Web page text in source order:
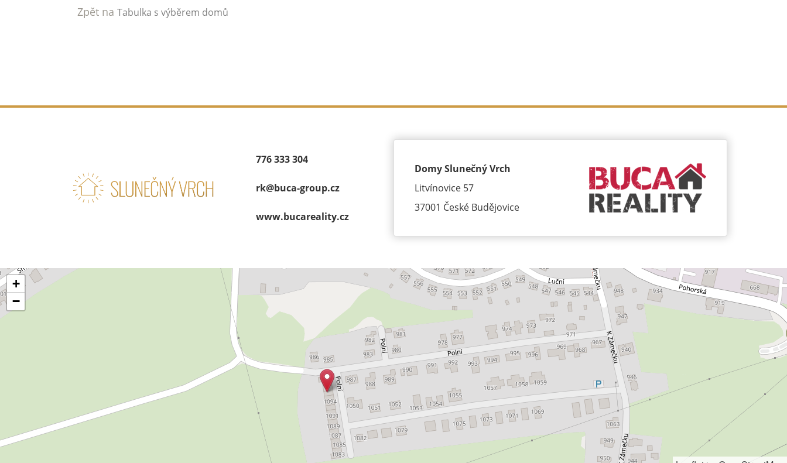
Zpět na Tabulka s výběrem domů
776 333 304
rk@buca-group.cz
www.bucareality.cz
Domy Slunečný Vrch
Litvínovice 57
37001 České Budějovice
+
−